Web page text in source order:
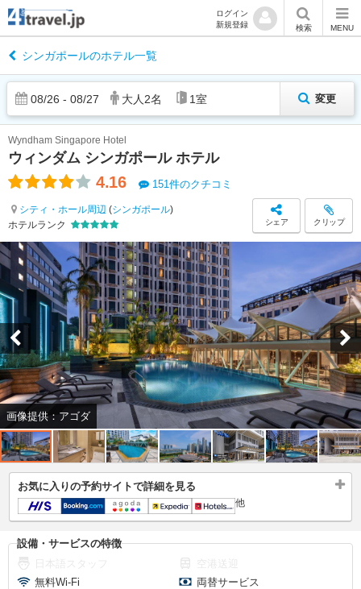
ログイン
新規登録
検索 MENU
シンガポールのホテル一覧
08/26 - 08/27 大人 2名 1室 変更
ウィンダム シンガポール ホテル
Wyndham Singapore Hotel
4.16 151件のクチコミ
シティ・ホール周辺 (シンガポール)
ホテルランク
シェア クリップ
画像提供：アゴダ
お気に入りの予約サイトで詳細を見る
他
設備・サービスの特徴
無料Wi-Fi
両替サービス